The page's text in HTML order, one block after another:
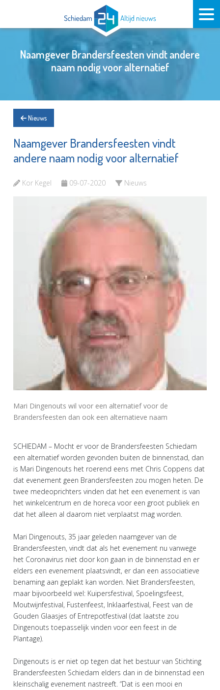
Naamgever Brandersfeesten vindt andere
naam nodig voor alternatief
Nieuws
Naamgever Brandersfeesten vindt
andere naam nodig voor alternatief
Kor Kegel 09-07-2020 Nieuws
Mari Dingenouts wil voor een alternatief voor de
Brandersfeesten dan ook een alternatieve naam
SCHIEDAM – Mocht er voor de Brandersfeesten Schiedam
een alternatief worden gevonden buiten de binnenstad, dan
is Mari Dingenouts het roerend eens met Chris Coppens dat
dat evenement geen Brandersfeesten zou mogen heten. De
twee medeoprichters vinden dat het een evenement is van
het winkelcentrum en de horeca voor een groot publiek en
dat het alleen al daarom niet verplaatst mag worden.
Mari Dingenouts, 35 jaar geleden naamgever van de
Brandersfeesten, vindt dat als het evenement nu vanwege
het Coronavirus niet door kon gaan in de binnenstad en er
elders een evenement plaatsvindt, er dan een associatieve
benaming aan geplakt kan worden. Niet Brandersfeesten,
maar bijvoorbeeld wel: Kuipersfestival, Spoelingsfeest,
Moutwijnfestival, Fustenfeest, Inklaarfestival, Feest van de
Gouden Glaasjes of Entrepotfestival (dat laatste zou
Dingenouts toepasselijk vinden voor een feest in de
Plantage).
Dingenouts is er niet op tegen dat het bestuur van Stichting
Brandersfeesten Schiedam elders dan in de binnenstad een
kleinschalig evenement nastreeft. “Dat is een mooi en